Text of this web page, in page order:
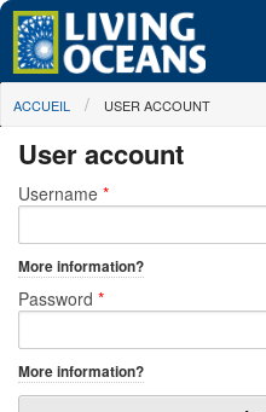
Skip to main content
À propos de nous
Nos campagnes
Les Cartes
You are here
ACCUEIL USER ACCOUNT
User account
Primary tabs
Username *
More information?
Password *
More information?